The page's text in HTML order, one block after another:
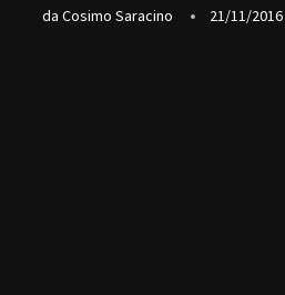
da Cosimo Saracino 21/11/2016